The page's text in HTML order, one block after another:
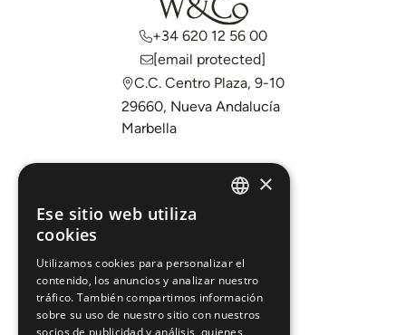
+34 620 12 56 00
[email protected]
C.C. Centro Plaza, 9-10
29660, Nueva Andalucía
Marbella
Sobre nosotros
Áreas
×
Ese sitio web utiliza
cookies
Utilizamos cookies para personalizar el
contenido, los anuncios y analizar nuestro
tráfico. También compartimos información
sobre su uso de nuestro sitio con nuestros
socios de publicidad y análisis, quienes